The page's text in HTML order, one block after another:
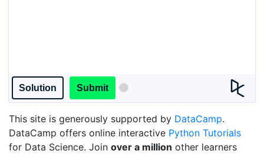
Solution Submit
This site is generously supported by DataCamp.
DataCamp offers online interactive Python Tutorials
for Data Science. Join over a million other learners